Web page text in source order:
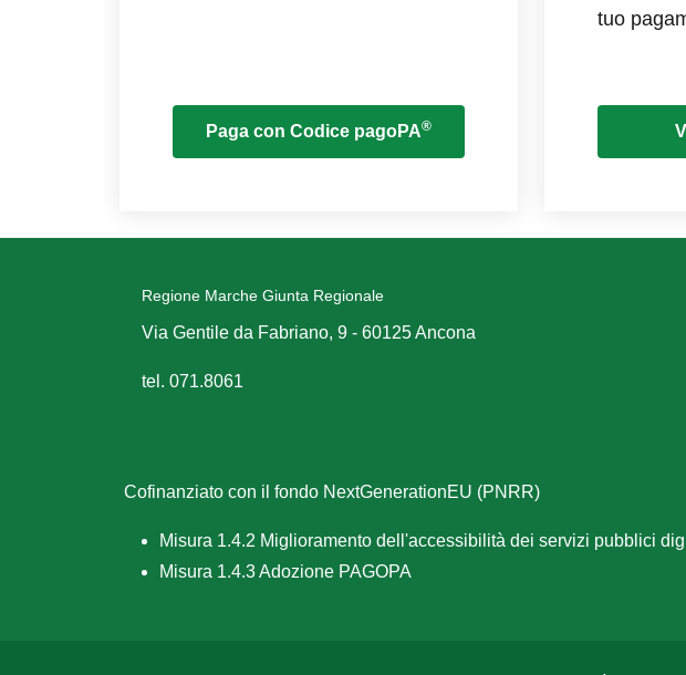
Paga con Codice pagoPA®
tuo
Regione Marche Giunta Regionale
Via Gentile da Fabriano, 9 - 60125 Ancona
tel. 071.8061
Cofinanziato con il fondo NextGenerationEU (PNRR)
Misura 1.4.2 Miglioramento dell'accessibilità dei servizi pubblici
Misura 1.4.3 Adozione PAGOPA